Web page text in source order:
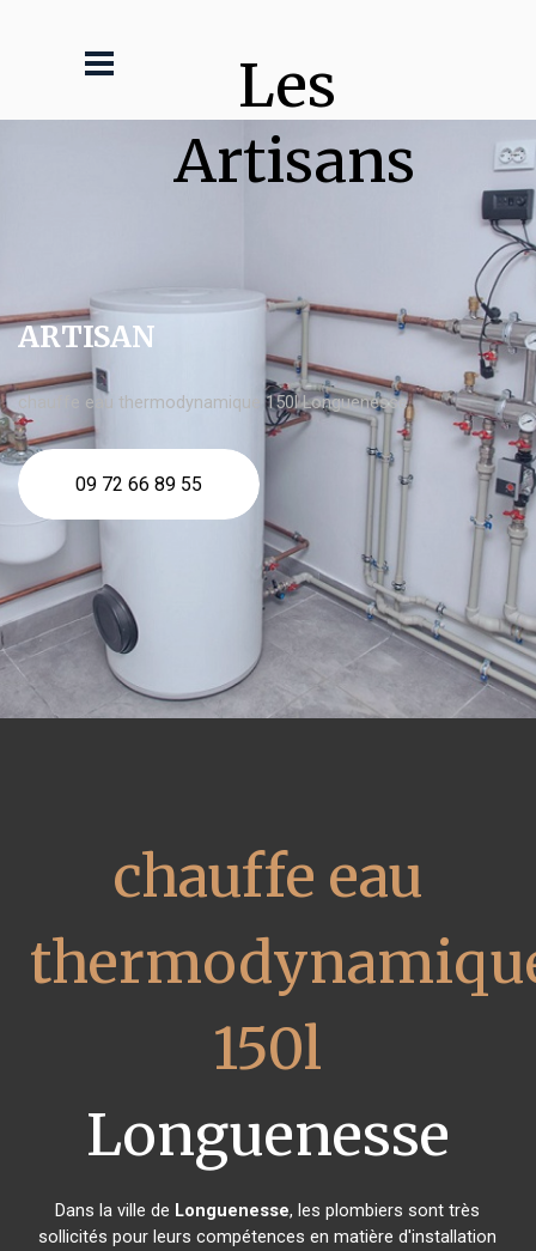
Les
Artisans
ARTISAN
chauffe eau thermodynamique 150l Longuenesse
09 72 66 89 55
chauffe eau
150l
Longuenesse
Dans la ville de Longuenesse, les plombiers sont très
sollicités pour leurs compétences en matière d'installation